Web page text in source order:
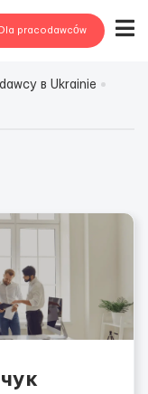
Dla pracodawców
в Ukrainie